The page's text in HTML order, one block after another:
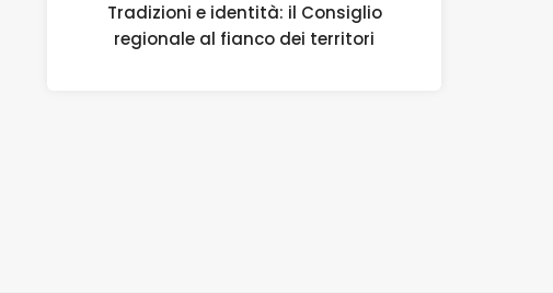
Tradizioni e identità: il Consiglio
regionale al fianco dei territori